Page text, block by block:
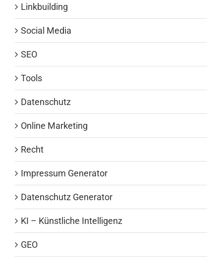
Linkbuilding
Social Media
SEO
Tools
Datenschutz
Online Marketing
Recht
Impressum Generator
Datenschutz Generator
KI – Künstliche Intelligenz
GEO